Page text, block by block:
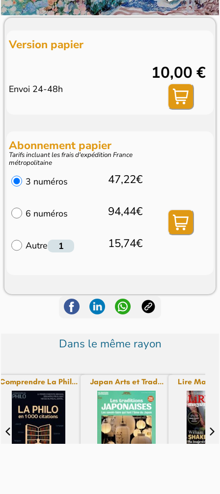
Version papier
Envoi 24-48h
10,00 €
Abonnement papier
Tarifs incluant les frais d'expédition France
métropolitaine
3 numéros 47,22€
6 numéros 94,44€
Autre 15,74€
Dans le même rayon
Comprendre La Phil... Japan Arts et Trad... Lire